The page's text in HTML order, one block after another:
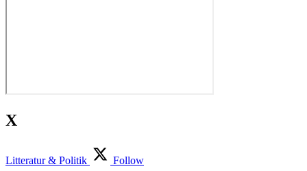
X
Litteratur & Politik Follow